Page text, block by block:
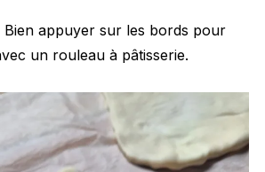
Bien appuyer sur les bords pour
un rouleau à pâtisserie.